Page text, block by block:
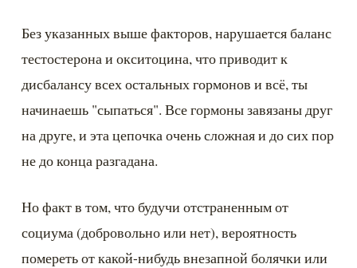
Без указанных выше факторов, нарушается баланс
тестостерона и окситоцина, что приводит к
дисбалансу всех остальных гормонов и всё, ты
начинаешь "сыпаться". Все гормоны завязаны друг
на друге, и эта цепочка очень сложная и до сих пор
не до конца разгадана.
Но факт в том, что будучи отстраненным от
социума (добровольно или нет), вероятность
помереть от какой-нибудь внезапной болячки или